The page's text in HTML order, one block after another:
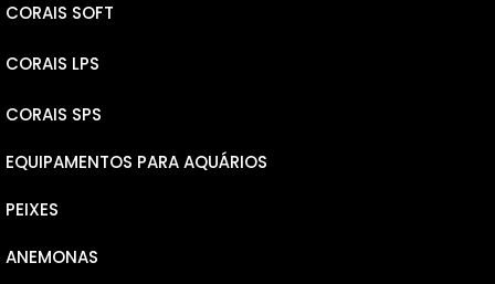
CORAIS SOFT
LEATHERS
RICORDEA YUMA
RICORDEA BOUNCE
MUSHROOM
CORAIS LPS
ELEGANCE
PLATE
GONIOPORAS
PECTINEAS
CORAIS SPS
MICROLADOS
NANA
MILLEPORA
EQUIPAMENTOS PARA AQUÁRIOS
PEIXES
PSEUDOCHROMINS
ANEMONAS